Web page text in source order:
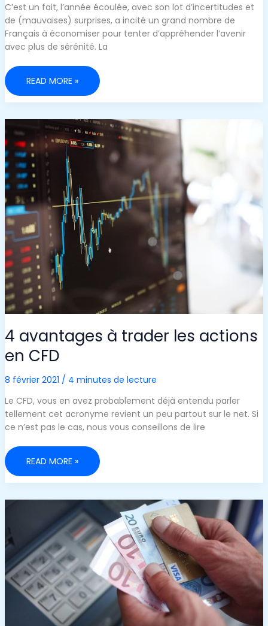
C’est un fait, l’année écoulée, avec son lot d’incertitudes et
de (mauvaises) surprises, a incité un grand nombre de
Français à économiser pour tenter d’appréhender l’avenir
avec plus de sérénité. La
INVESTIR
MANIÈRE
RESPONSABLE
UNE
TENDANCE
FORTE
READ MORE »
4 avantages à trader les actions
en CFD
8 février 2021 / 4 minutes de lecture
Le CFD, vous en avez probablement déjà entendu parler
tellement cet acronyme revient un peu partout sur le net. Si
ce n’est pas le cas, nous vous conseillons de lire
4
À
TRADER
ACTIONS
READ MORE »